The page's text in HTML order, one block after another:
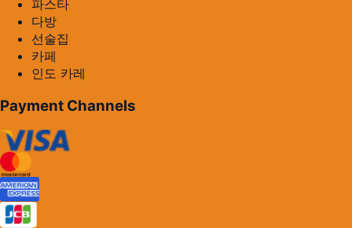
파스타
다방
선술집
카페
인도 카레
Payment Channels